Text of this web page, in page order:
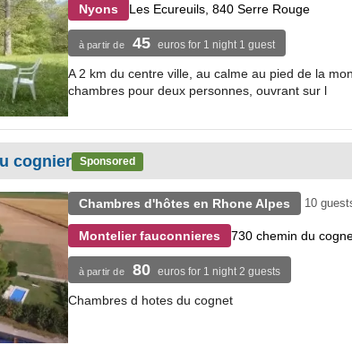
Nyons Les Ecureuils, 840 Serre Rouge
à partir de 45 euros for 1 night 1 guest
A 2 km du centre ville, au calme au pied de la
chambres pour deux personnes, ouvrant sur l
cognier Sponsored
Chambres d'hôtes en Rhone Alpes 10
Montelier fauconnieres 730 chemin du
à partir de 80 euros for 1 night 2 guests
Chambres d hotes du cognet